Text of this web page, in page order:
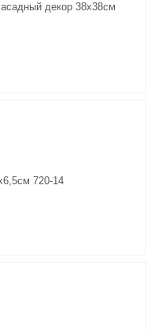
декор 38х38см
720-14